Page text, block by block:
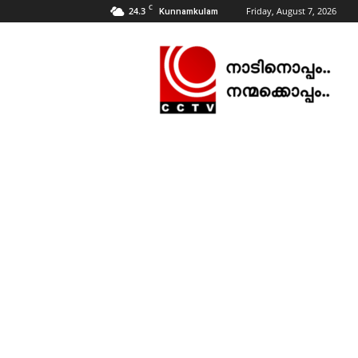
24.3 C Kunnamkulam Friday, August 7, 2026
NEWS
|
KUNNAMKULAM